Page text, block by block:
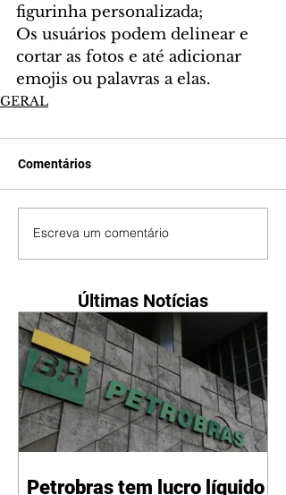
figurinha personalizada;
Os usuários podem delinear e
cortar as fotos e até adicionar
emojis ou palavras a elas.
GERAL
Comentários
Escreva um comentário
Últimas Notícias
Petrobras tem lucro líquido